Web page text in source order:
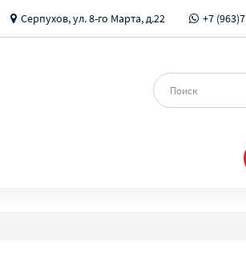
Серпухов, ул. 8-го Марта, д.22 +7